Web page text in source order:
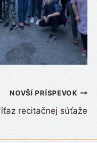
NOVŠÍ PRÍSPEVOK
recitačnej súťaže